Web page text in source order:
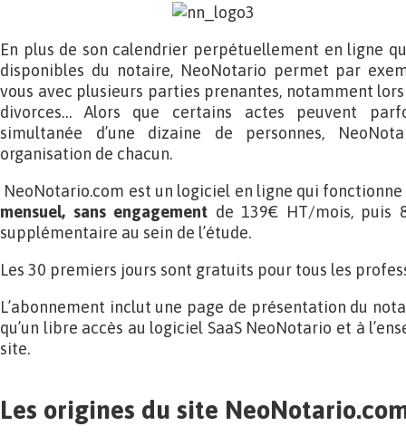
En plus de son calendrier perpétuellement en ligne
disponibles du notaire, NeoNotario permet par
vous avec plusieurs parties prenantes, notamment lors
divorces… Alors que certains actes peuvent
simultanée d’une dizaine de personnes,
organisation de chacun.
NeoNotario.com est un logiciel en ligne qui fonctionne
mensuel, sans engagement de 139€ HT/mois, puis
supplémentaire au sein de l’étude.
Les 30 premiers jours sont gratuits pour tous les
L’abonnement inclut une page de présentation du
qu’un libre accès au logiciel SaaS NeoNotario et à
site.
Les origines du site